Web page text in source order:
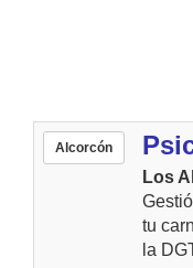
Alcorcón
Los
tu
la